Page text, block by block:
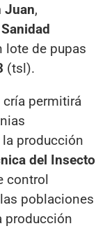
Juan,
lote de pupas
(tsl).
cría permitirá
producción
del Insecto
control
poblaciones
producción